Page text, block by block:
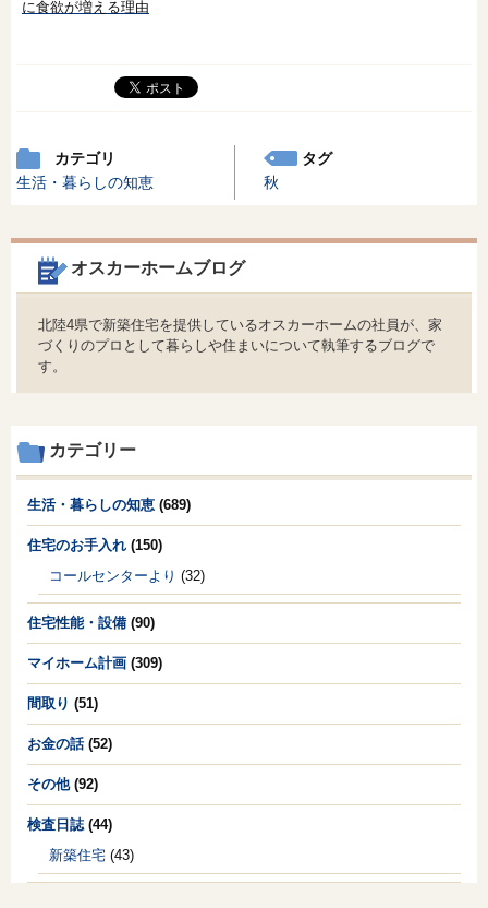
に食欲が増える理由
カテゴリ
生活・暮らしの知恵
タグ
秋
オスカーホームブログ
北陸4県で新築住宅を提供しているオスカーホームの社員が、家
づくりのプロとして暮らしや住まいについて執筆するブログで
す。
カテゴリー
生活・暮らしの知恵 (689)
住宅のお手入れ (150)
コールセンターより (32)
住宅性能・設備 (90)
マイホーム計画 (309)
間取り (51)
お金の話(52)
その他(92)
検査日誌 (44)
新築住宅 (43)